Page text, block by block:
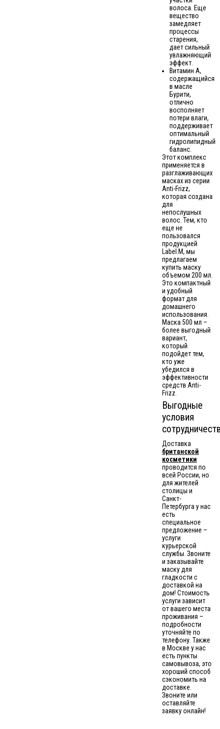
волоса. Еще
вещество
замедляет
процессы
старения,
дает сильный
увлажняющий
эффект.
Витамин А,
содержащийся
в масле
Бурити,
отлично
восполняет
потери влаги,
поддерживает
оптимальный
гидролипидный
баланс.
Этот комплекс
применяется в
разглаживающих
масках из серии
Anti-Frizz,
которая создана
для
непослушных
волос. Тем, кто
еще не
пользовался
продукцией
Label.M, мы
предлагаем
купить маску
объемом 200 мл.
Это компактный
и удобный
формат для
домашнего
использования.
Маска 500 мл –
более выгодный
вариант,
который
подойдет тем,
кто уже
убедился в
эффективности
средств Anti-
Frizz.
Выгодные
условия
Доставка
британской
косметики
проводится по
всей России, но
для жителей
столицы и
Санкт-
Петербурга у нас
есть
специальное
предложение –
услуги
курьерской
службы. Звоните
и заказывайте
маску для
гладкости с
доставкой на
дом! Стоимость
услуги зависит
от вашего места
проживания –
подробности
уточняйте по
телефону. Также
в Москве у нас
есть пункты
самовывоза, это
хороший способ
сэкономить на
доставке.
Звоните или
оставляйте
заявку онлайн!